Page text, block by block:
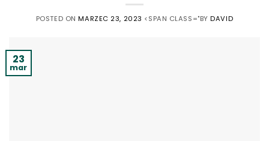
POSTED ONMARZEC 23, 2023 <SPAN CLASS="BYDAVID
23
mar